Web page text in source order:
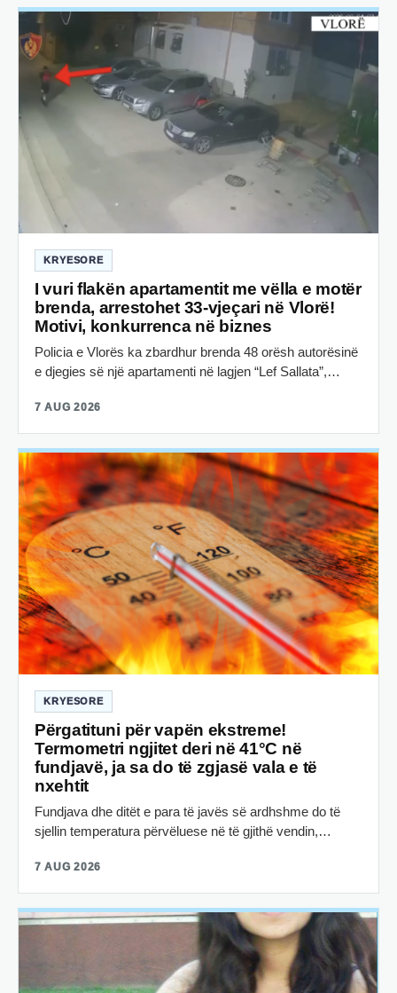
KRYESORE
I vuri flakën apartamentit me vëlla e motër
brenda, arrestohet 33-vjeçari në Vlorë!
Motivi, konkurrenca në biznes
Policia e Vlorës ka zbardhur brenda 48 orësh autorësinë
e djegies së një apartamenti në lagjen “Lef Sallata”,…
7 AUG 2026
KRYESORE
Përgatituni për vapën ekstreme!
Termometri ngjitet deri në 41°C në
fundjavë, ja sa do të zgjasë vala e të
nxehtit
Fundjava dhe ditët e para të javës së ardhshme do të
sjellin temperatura përvëluese në të gjithë vendin,…
7 AUG 2026